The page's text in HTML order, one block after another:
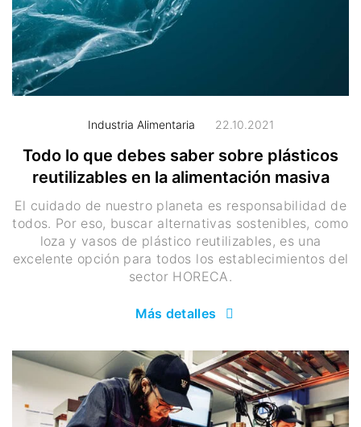
Industria Alimentaria 22.10.2021
Todo lo que debes saber sobre plásticos
reutilizables en la alimentación masiva
El cuidado de nuestro planeta es responsabilidad de
todos. Por eso, buscar alternativas sostenibles, como
loza y vasos de plástico reutilizables, es una
excelente opción para todos los establecimientos del
sector HORECA.
Más detalles